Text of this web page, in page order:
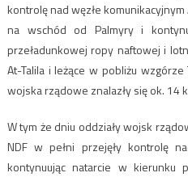
kontrolę nad węzłe komunikacyjnym
na wschód od Palmyry i
przeładunkowej ropy naftowej i
At-Talila i leżące w pobliżu
wojska rządowe znalazły się ok. 14
W tym że dniu oddziały wojsk
NDF w pełni przejęły kontrolę
kontynuując natarcie w kierunku